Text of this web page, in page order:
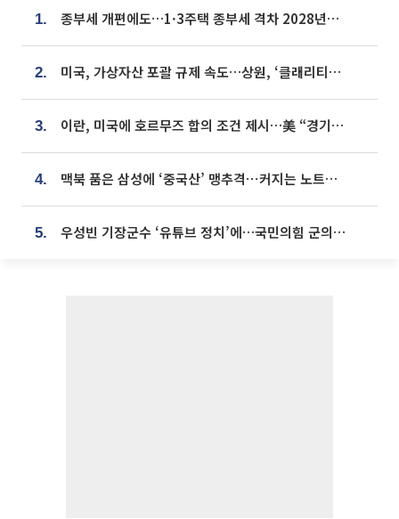
1. 종부세 개편에도…1·3주택 종부세 격차 2028년부터 확대
2. 미국, 가상자산 포괄 규제 속도…상원, ‘클래리티법’ 9월 절차투표 추진
3. 이란, 미국에 호르무즈 합의 조건 제시…美 “경기 아직 안 끝나” [종합]
4. 맥북 품은 삼성에 ‘중국산’ 맹추격⋯커지는 노트북 OLED 시장
5. 우성빈 기장군수 ‘유튜브 정치’에…국민의힘 군의원들 집단 반발